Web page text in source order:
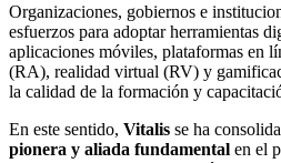
Organizaciones, gobiernos e
esfuerzos para adoptar herramientas
aplicaciones móviles, plataformas en
(RA), realidad virtual (RV) y
la calidad de la formación y
En este sentido, Vitalis se ha
pionera y aliada fundamental en el